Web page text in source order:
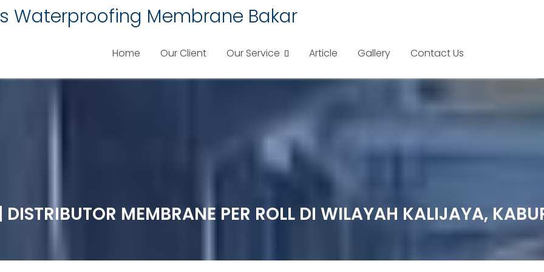
Waterproofing Membrane Bakar
Home Our Client Our Service Article Gallery Contact Us
MEMBRANE PER ROLL DI WILAYAH KALIJAYA,